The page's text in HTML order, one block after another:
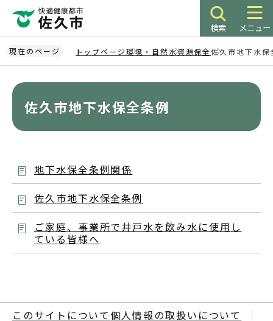
ペ
ー
ジ
検索 メニュー
現在のページ トップページ環境・自然水資源保全佐久市地下水保
佐久市地下水保全条例
地下水保全条例関係
佐久市地下水保全条例
ご家庭、事業所で井戸水を飲み水に使用し
ている皆様へ
このサイトについて 個人情報の取扱いについて